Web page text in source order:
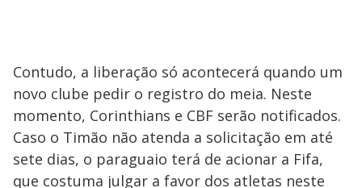
Contudo, a liberação só acontecerá quando um
novo clube pedir o registro do meia. Neste
momento, Corinthians e CBF serão notificados.
Caso o Timão não atenda a solicitação em até
sete dias, o paraguaio terá de acionar a Fifa,
que costuma julgar a favor dos atletas neste